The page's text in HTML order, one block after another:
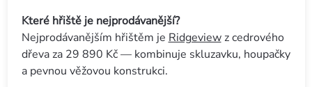
Které hřiště je nejprodávanější?
Nejprodávanějším hřištěm je Ridgeviewz cedrového
dřeva za 29 890 Kč — kombinuje skluzavku, houpačky
a pevnou věžovou konstrukci.